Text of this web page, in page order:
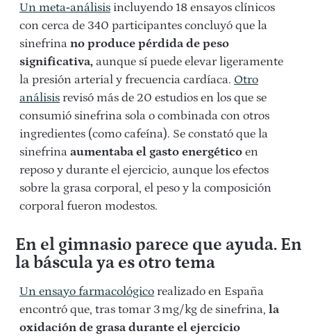
Un meta‑análisis incluyendo 18 ensayos clínicos
con cerca de 340 participantes concluyó que la
sinefrina no produce pérdida de peso
significativa, aunque sí puede elevar ligeramente
la presión arterial y frecuencia cardíaca. Otro
análisis revisó más de 20 estudios en los que se
consumió sinefrina sola o combinada con otros
ingredientes (como cafeína). Se constató que la
sinefrina aumentaba el gasto energético en
reposo y durante el ejercicio, aunque los efectos
sobre la grasa corporal, el peso y la composición
corporal fueron modestos.
En el gimnasio parece que ayuda. En
la báscula ya es otro tema
Un ensayo farmacológico realizado en España
encontró que, tras tomar 3 mg/kg de sinefrina, la
oxidación de grasa durante el ejercicio